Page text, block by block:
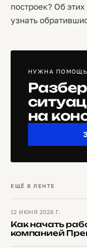
построек? Об
узнать
НУЖНА ПОМОЩЬ
на
ЕЩЁ В ЛЕНТЕ
12 ИЮНЯ 2026 Г.
Как начать
компанией